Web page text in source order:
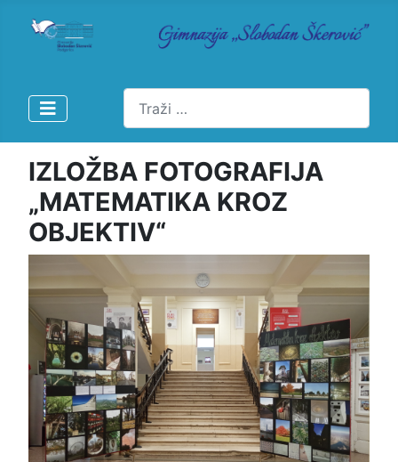
Pretraži
IZLOŽBA FOTOGRAFIJA
„MATEMATIKA KROZ
OBJEKTIV“